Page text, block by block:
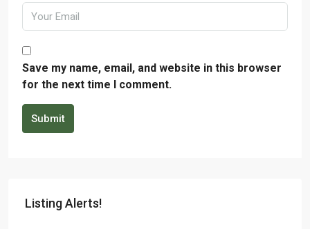
Save my name, email, and website in this browser
for the next time I comment.
Submit
Listing Alerts!